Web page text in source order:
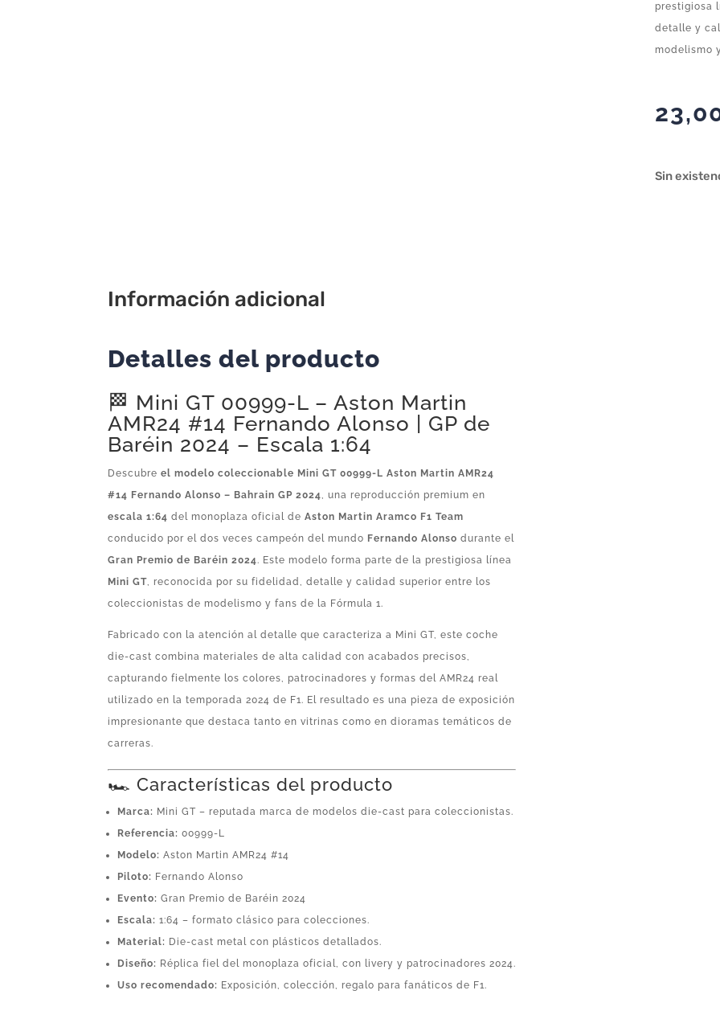
prestigiosa
detalle y
modelismo
Sin
Información adicional
Detalles del producto
🏁 Mini GT 00999-L – Aston Martin
AMR24 #14 Fernando Alonso | GP de
Baréin 2024 – Escala 1:64
Descubreel modelo coleccionable Mini GT 00999-L Aston Martin AMR24
#14 Fernando Alonso – Bahrain GP 2024
, una reproducción premium en
escala 1:64 del monoplaza oficial deAston Martin Aramco F1 Team
conducido por el dos veces campeón del mundo Fernando Alonso durante el
Gran Premio de Baréin 2024. Este modelo forma parte de la prestigiosa línea
Mini GT , reconocida por su fidelidad, detalle y calidad superior entre los
coleccionistas de modelismo y fans de la Fórmula 1.
Fabricado con la atención al detalle que caracteriza a Mini GT, este coche
die-cast combina materiales de alta calidad con acabados precisos,
capturando fielmente los colores, patrocinadores y formas del AMR24 real
utilizado en la temporada 2024 de F1. El resultado es una pieza de exposición
impresionante que destaca tanto en vitrinas como en dioramas temáticos de
carreras.
🏎️ Características del producto
Marca: Mini GT – reputada marca de modelos die-cast para coleccionistas.
Referencia: 00999-L
Modelo: Aston Martin AMR24 #14
Piloto: Fernando Alonso
Evento: Gran Premio de Baréin 2024
Escala: 1:64 – formato clásico para colecciones.
Material: Die-cast metal con plásticos detallados.
Diseño: Réplica fiel del monoplaza oficial, con livery y patrocinadores 2024.
Uso recomendado: Exposición, colección, regalo para fanáticos de F1.